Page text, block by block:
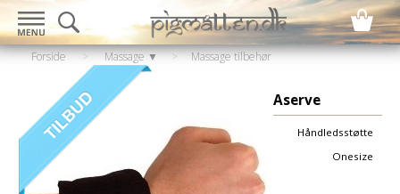
Forside > Massage ▼ >
Massage tilbehør
Støttebind
Aserve
Håndledsstøtte
Onesize